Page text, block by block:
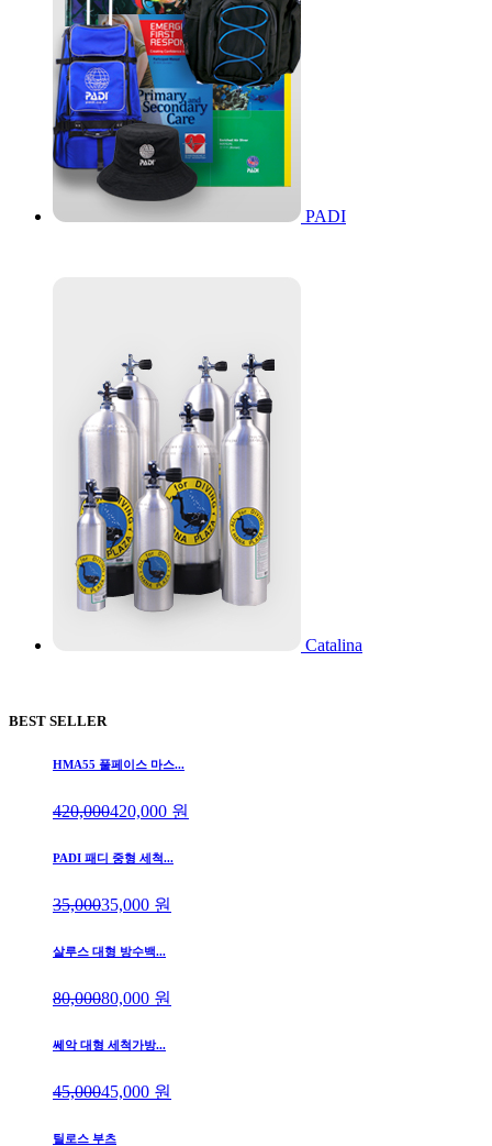
PADI
Catalina
BEST SELLER
HMA55 풀페이스 마스...
420,000420,000 원
PADI 패디 중형 세척...
35,00035,000 원
살루스 대형 방수백...
80,00080,000 원
쎄악 대형 세척가방...
45,00045,000 원
틸로스 부츠